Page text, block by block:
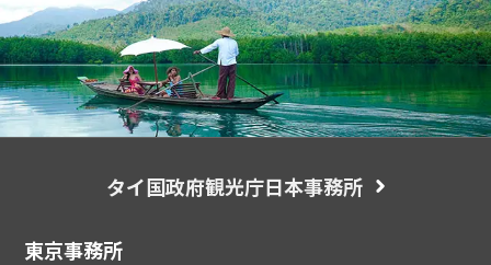
タイ国政府観光庁日本事務所
東京事務所